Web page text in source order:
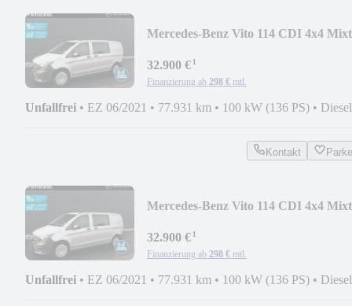
Mercedes-Benz Vito 114 CDI 4x4
32.900 €¹
Finanzierung ab 298 € mtl.
Unfallfrei • EZ 06/2021 • 77.931 km • 100 kW (136 PS) • Diesel
Kontakt
Mercedes-Benz Vito 114 CDI 4x4
32.900 €¹
Finanzierung ab 298 € mtl.
Unfallfrei • EZ 06/2021 • 77.931 km • 100 kW (136 PS) • Diesel